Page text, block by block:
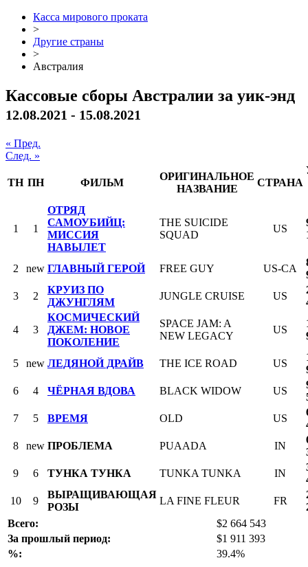
Касса мирового проката
>
Другие страны
>
Австралия
Кассовые сборы Австралии за уик-энд
12.08.2021 - 15.08.2021
« Пред.
След. »
ТН ПН ФИЛЬМ
ОРИГИНАЛЬНОЕ
НАЗВАНИЕ
СТРАНА
1 1
ОТРЯД
САМОУБИЙЦ:
МИССИЯ
НАВЫЛЕТ
THE SUICIDE
SQUAD
US
2 new ГЛАВНЫЙ ГЕРОЙ FREE GUY US-CA
3
2
КРУИЗ ПО
ДЖУНГЛЯМ
JUNGLE CRUISE US
4 3
КОСМИЧЕСКИЙ
ДЖЕМ: НОВОЕ
ПОКОЛЕНИЕ
SPACE JAM: A
NEW LEGACY
US
5 new ЛЕДЯНОЙ ДРАЙВ THE ICE ROAD US
6
4 ЧЁРНАЯ ВДОВА BLACK WIDOW US
7
5 ВРЕМЯ OLD US
8
new ПРОБЛЕМА PUAADA IN
9
6 ТУНКА ТУНКА TUNKA TUNKA IN
10
9
ВЫРАЩИВАЮЩАЯ
РОЗЫ
LA FINE FLEUR FR
Всего:
$2 664 543
За прошлый период:
$1 911 393
%:
39.4%